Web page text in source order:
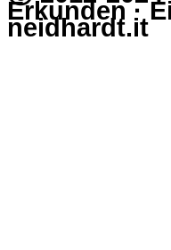
Erkunden ·
neidhardt.it